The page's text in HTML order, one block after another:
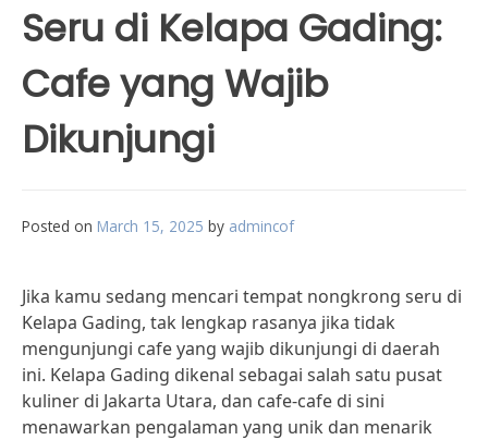
Seru di Kelapa Gading:
Cafe yang Wajib
Dikunjungi
Posted on March 15, 2025 by admincof
Jika kamu sedang mencari tempat nongkrong seru di
Kelapa Gading, tak lengkap rasanya jika tidak
mengunjungi cafe yang wajib dikunjungi di daerah
ini. Kelapa Gading dikenal sebagai salah satu pusat
kuliner di Jakarta Utara, dan cafe-cafe di sini
menawarkan pengalaman yang unik dan menarik